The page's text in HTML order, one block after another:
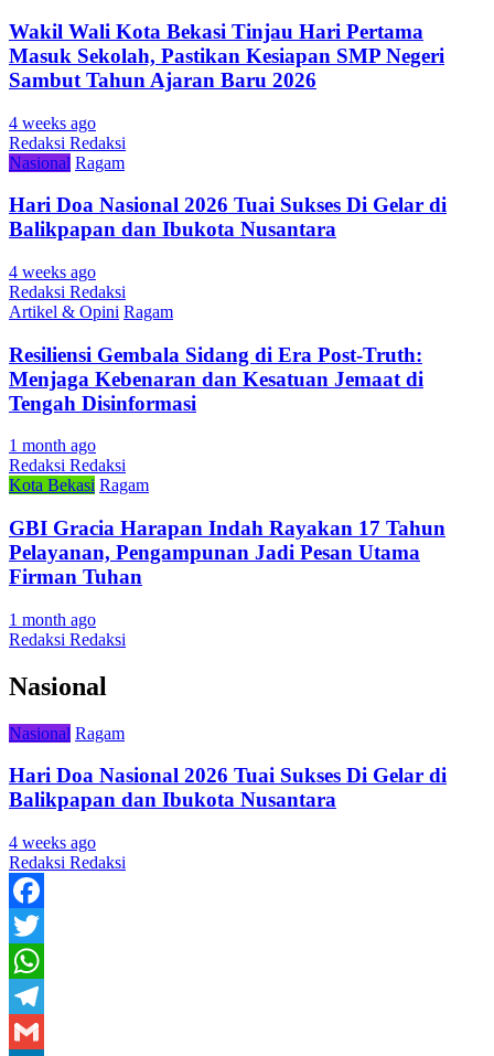
Wakil Wali Kota Bekasi Tinjau Hari Pertama
Masuk Sekolah, Pastikan Kesiapan SMP Negeri
Sambut Tahun Ajaran Baru 2026
4 weeks ago
Redaksi Redaksi
Nasional Ragam
Hari Doa Nasional 2026 Tuai Sukses Di Gelar di
Balikpapan dan Ibukota Nusantara
4 weeks ago
Redaksi Redaksi
Artikel & Opini Ragam
Resiliensi Gembala Sidang di Era Post-Truth:
Menjaga Kebenaran dan Kesatuan Jemaat di
Tengah Disinformasi
1 month ago
Redaksi Redaksi
Kota Bekasi Ragam
GBI Gracia Harapan Indah Rayakan 17 Tahun
Pelayanan, Pengampunan Jadi Pesan Utama
Firman Tuhan
1 month ago
Redaksi Redaksi
Nasional
Nasional Ragam
Hari Doa Nasional 2026 Tuai Sukses Di Gelar di
Balikpapan dan Ibukota Nusantara
4 weeks ago
Redaksi Redaksi
Facebook
Twitter
WhatsApp
Telegram